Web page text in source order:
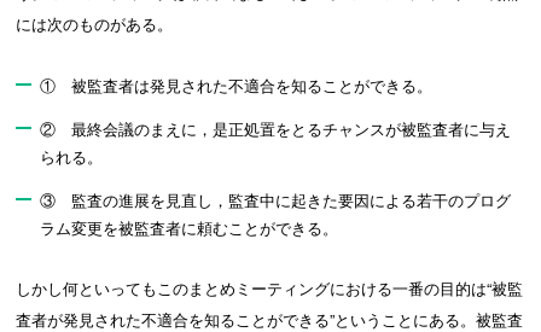
には次のものがある。
① 被監査者は発見された不適合を知ることができる。
② 最終会議のまえに，是正処置をとるチャンスが被監査者に与え
られる。
③ 監査の進展を見直し，監査中に起きた要因による若干のプログ
ラム変更を被監査者に頼むことができる。
しかし何といってもこのまとめミーティングにおける一番の目的は“被監
査者が発見された不適合を知ることができる”ということにある。被監査